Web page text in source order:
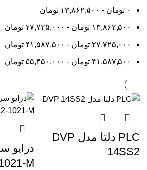
۰ تومان - ۱۳,۸۶۲,۵۰۰ تومان
۱۳,۸۶۲,۵۰۰ تومان - ۲۷,۷۲۵,۰۰۰ تومان
۲۷,۷۲۵,۰۰۰ تومان - ۴۱,۵۸۷,۵۰۰ تومان
۴۱,۵۸۷,۵۰۰ تومان - ۵۵,۴۵۰,۰۰۰ تومان
PLC دلتا مدل DVP
14SS2
درایو
M